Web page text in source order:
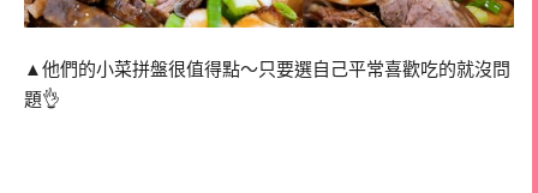
▲他們的小菜拼盤很值得點～只要選自己平常喜歡吃的就沒問
題👌